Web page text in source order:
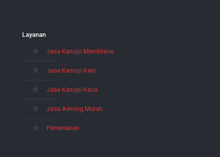
Layanan
Jasa Kanopi Membrane
Jasa Kanopi Kain
Jasa Kanopi Kaca
Jasa Awning Murah
Pemesanan